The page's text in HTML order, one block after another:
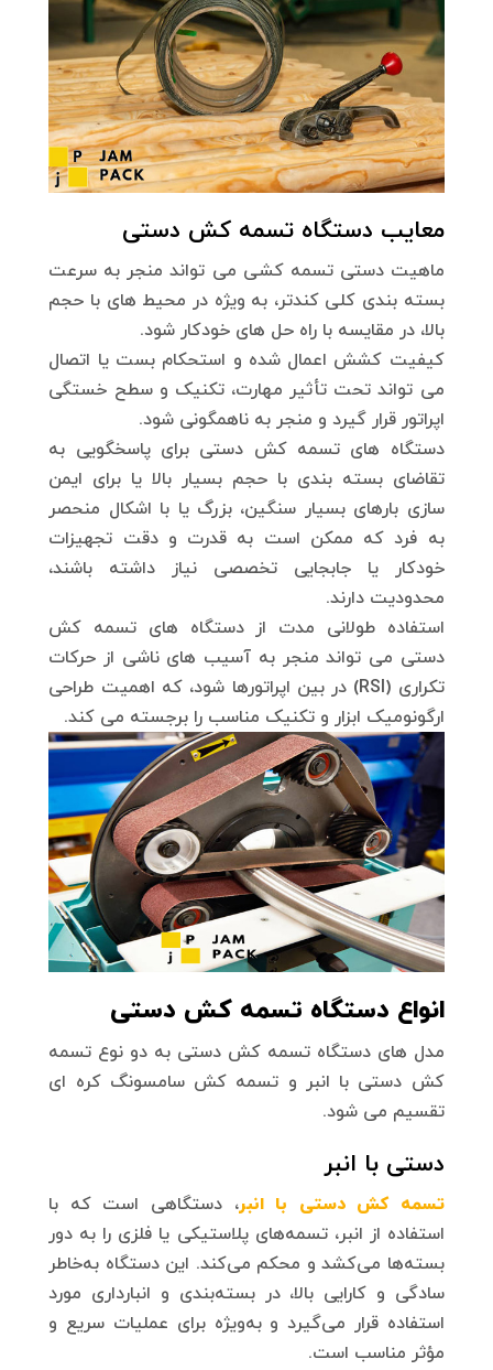
معایب دستگاه تسمه کش دستی
ماهیت دستی تسمه کشی می تواند منجر به سرعت
بسته بندی کلی کندتر، به ویژه در محیط های با حجم
بالا، در مقایسه با راه حل های خودکار شود.
کیفیت کشش اعمال شده و استحکام بست یا اتصال
می تواند تحت تأثیر مهارت، تکنیک و سطح خستگی
اپراتور قرار گیرد و منجر به ناهمگونی شود.
دستگاه های تسمه کش دستی برای پاسخگویی به
تقاضای بسته بندی با حجم بسیار بالا یا برای ایمن
سازی بارهای بسیار سنگین، بزرگ یا با اشکال منحصر
به فرد که ممکن است به قدرت و دقت تجهیزات
خودکار یا جابجایی تخصصی نیاز داشته باشند،
محدودیت دارند.
استفاده طولانی مدت از دستگاه های تسمه کش
دستی می تواند منجر به آسیب های ناشی از حرکات
تکراری (RSI) در بین اپراتورها شود، که اهمیت طراحی
ارگونومیک ابزار و تکنیک مناسب را برجسته می کند.
انواع دستگاه تسمه کش دستی
مدل های دستگاه تسمه کش دستی به دو نوع تسمه
کش دستی با انبر و تسمه کش سامسونگ کره ای
تقسیم می شود.
دستی با انبر
تسمه کش دستی با انبر، دستگاهی است که با
استفاده از انبر، تسمه‌های پلاستیکی یا فلزی را به دور
بسته‌ها می‌کشد و محکم می‌کند. این دستگاه به‌خاطر
سادگی و کارایی بالا، در بسته‌بندی و انبارداری مورد
استفاده قرار می‌گیرد و به‌ویژه برای عملیات سریع و
مؤثر مناسب است.